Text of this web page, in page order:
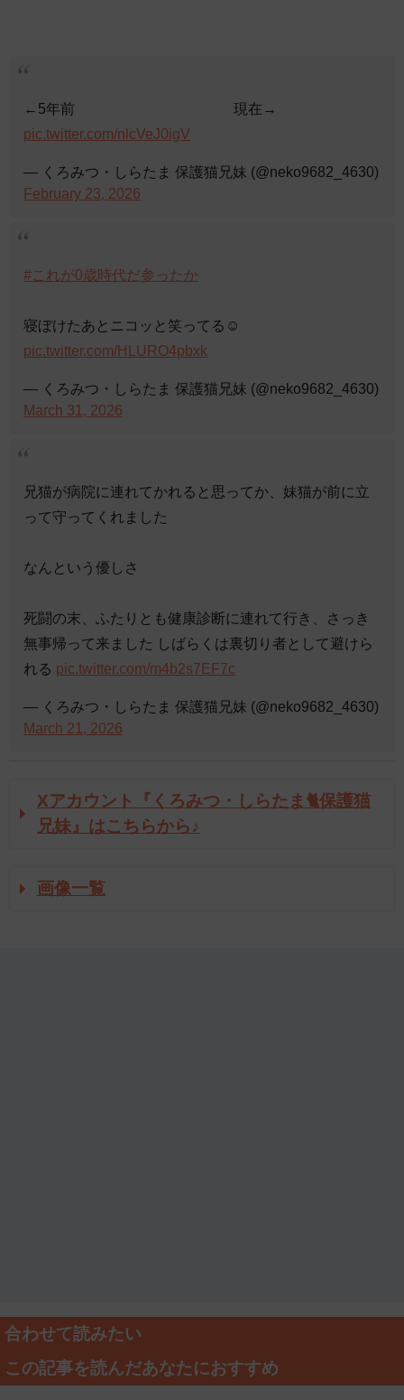
←5年前 現在→
pic.twitter.com/nlcVeJ0igV
— くろみつ・しらたま 保護猫兄妹 (@neko9682_4630)
February 23, 2026
#これが0歳時代だ参ったか
寝ぼけたあとニコッと笑ってる☺️
pic.twitter.com/HLURO4pbxk
— くろみつ・しらたま 保護猫兄妹 (@neko9682_4630)
March 31, 2026
兄猫が病院に連れてかれると思ってか、妹猫が前に立
って守ってくれました
なんという優しさ
死闘の末、ふたりとも健康診断に連れて行き、さっき
無事帰って来ました しばらくは裏切り者として避けら
れる pic.twitter.com/m4b2s7EF7c
— くろみつ・しらたま 保護猫兄妹 (@neko9682_4630)
March 21, 2026
Xアカウント『くろみつ・しらたま🐈保護猫
兄妹』はこちらから♪
画像一覧
合わせて読みたい
この記事を読んだあなたにおすすめ